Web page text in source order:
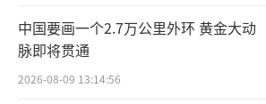
中国要画一个2.7万公里外环 黄金大动
脉即将贯通
2026-08-09 13:14:56